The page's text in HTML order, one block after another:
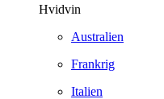
Hvidvin
Australien
Frankrig
Italien